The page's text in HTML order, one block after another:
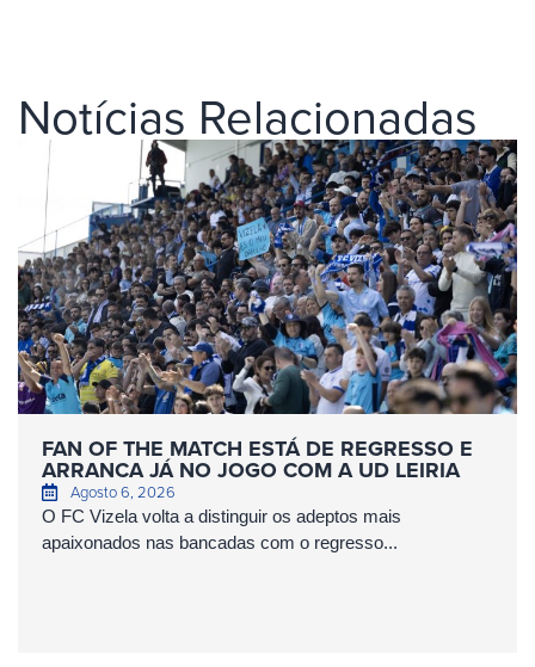
Notícias Relacionadas
FAN OF THE MATCH ESTÁ DE REGRESSO E
ARRANCA JÁ NO JOGO COM A UD LEIRIA
Agosto 6, 2026
O FC Vizela volta a distinguir os adeptos mais
apaixonados nas bancadas com o regresso...